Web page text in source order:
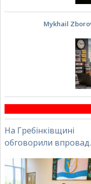
Mykhail
На Гребінківщині
обговорили